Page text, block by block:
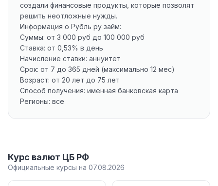
создали финансовые продукты, которые позволят
решить неотложные нужды.
Информация о Рубль ру займ:
Суммы: от 3 000 руб до 100 000 руб
Ставка: от 0,53% в день
Начисление ставки: аннуитет
Срок: от 7 до 365 дней (максимально 12 мес)
Возраст: от 20 лет до 75 лет
Способ получения: именная банковская карта
Регионы: все
Курс валют ЦБ РФ
Официальные курсы на 07.08.2026